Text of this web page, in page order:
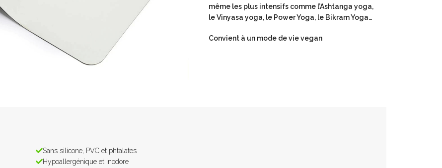
même les plus intensifs comme l’Ashtanga yoga,
le Vinyasa yoga, le Power Yoga, le Bikram Yoga…
Convient à un mode de vie vegan
Sans silicone, PVC et phtalates
Hypoallergénique et inodore